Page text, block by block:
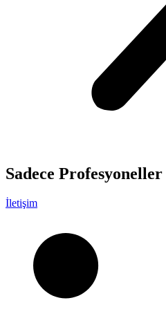
Sadece Profesyoneller
İletişim